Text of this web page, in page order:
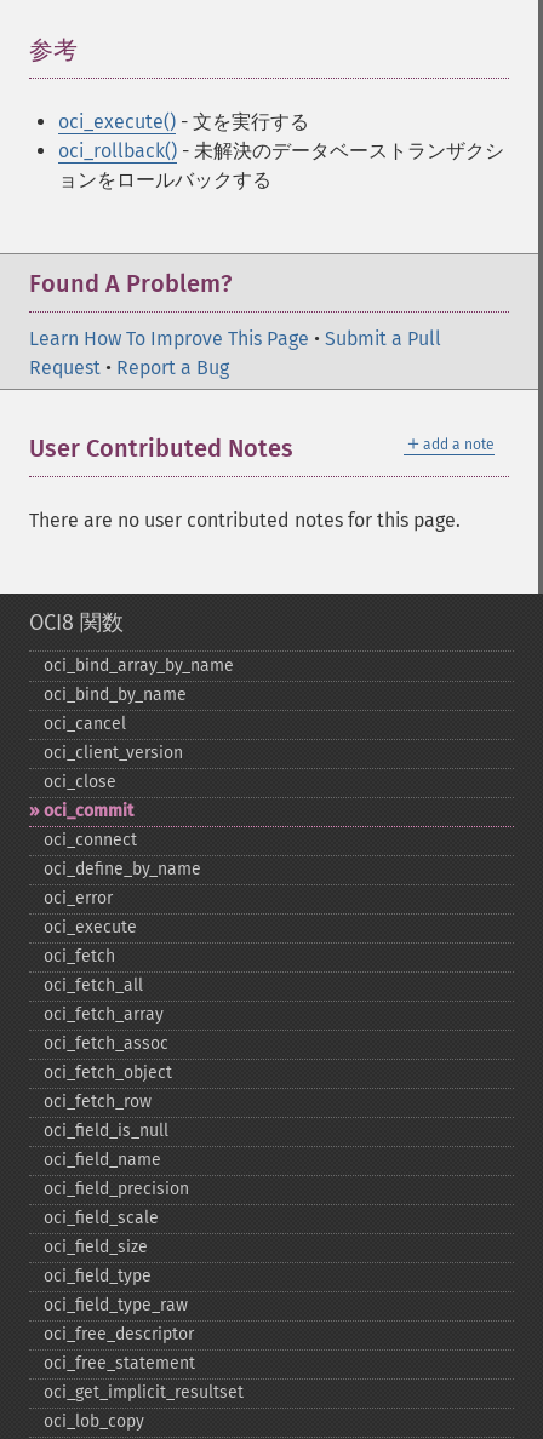
参考
oci_execute() - 文を実行する
oci_rollback() - 未解決のデータベーストランザクシ
ョンをロールバックする
Found A Problem?
Learn How To Improve This Page • Submit a Pull
Request • Report a Bug
＋ add a note
User Contributed Notes
There are no user contributed notes for this page.
OCI8 関数
oci_​bind_​array_​by_​name
oci_​bind_​by_​name
oci_​cancel
oci_​client_​version
oci_​close
oci_​commit
oci_​connect
oci_​define_​by_​name
oci_​error
oci_​execute
oci_​fetch
oci_​fetch_​all
oci_​fetch_​array
oci_​fetch_​assoc
oci_​fetch_​object
oci_​fetch_​row
oci_​field_​is_​null
oci_​field_​name
oci_​field_​precision
oci_​field_​scale
oci_​field_​size
oci_​field_​type
oci_​field_​type_​raw
oci_​free_​descriptor
oci_​free_​statement
oci_​get_​implicit_​resultset
oci_​lob_​copy